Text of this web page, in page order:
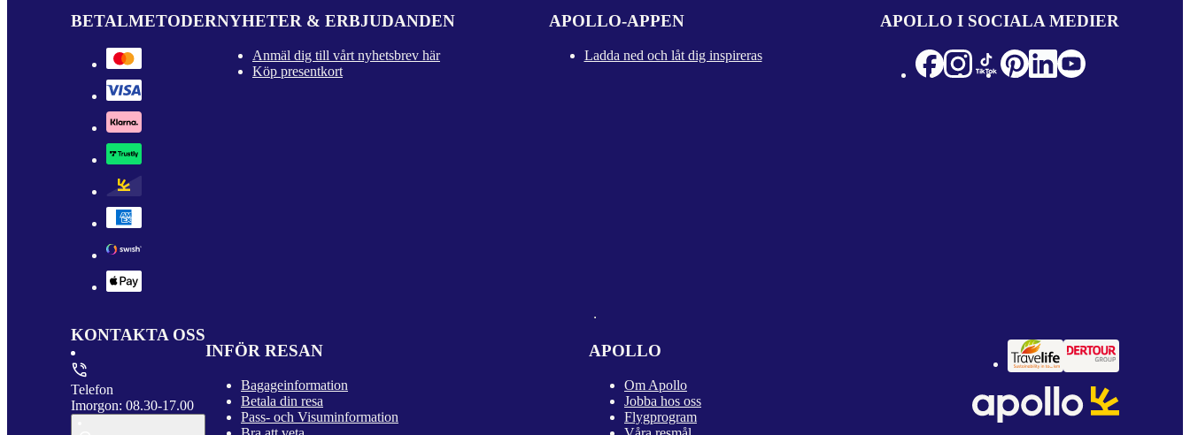
BETALMETODERNYHETER & ERBJUDANDEN
Anmäl dig till vårt nyhetsbrev här
Köp presentkort
APOLLO-APPEN
Ladda ned och låt dig inspireras
APOLLO I SOCIALA MEDIER
KONTAKTA OSS
Telefon
Imorgon: 08.30-17.00
INFÖR RESAN
Bagageinformation
Betala din resa
Pass- och Visuminformation
APOLLO
Om Apollo
Jobba hos oss
Flygprogram